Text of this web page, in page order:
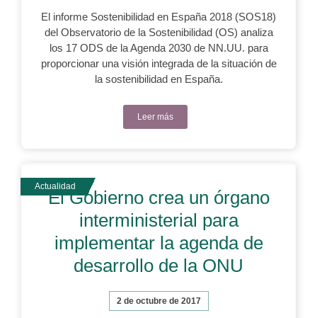
El informe Sostenibilidad en España 2018 (SOS18)
del Observatorio de la Sostenibilidad (OS) analiza
los 17 ODS de la Agenda 2030 de NN.UU. para
proporcionar una visión integrada de la situación de
la sostenibilidad en España.
Leer más
El Gobierno crea un órgano
interministerial para
implementar la agenda de
desarrollo de la ONU
2 de octubre de 2017